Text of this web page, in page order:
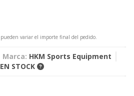
pueden variar el importe final del pedido.
Marca: HKM Sports Equipment
EN STOCK